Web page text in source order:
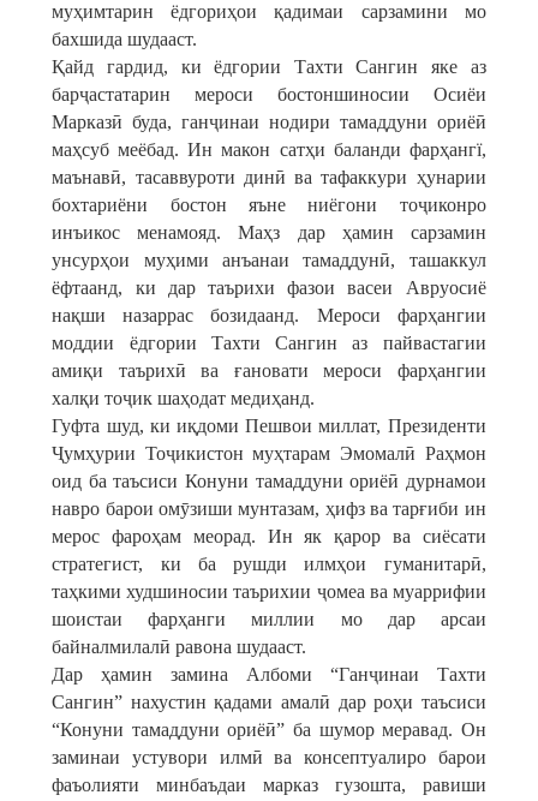
муҳимтарин ёдгориҳои қадимаи сарзамини мо
бахшида шудааст.
Қайд гардид, ки ёдгории Тахти Сангин яке аз
барҷастатарин мероси бостоншиносии Осиёи
Марказӣ буда, ганҷинаи нодири тамаддуни ориёӣ
маҳсуб меёбад. Ин макон сатҳи баланди фарҳангї,
маънавӣ, тасаввуроти динӣ ва тафаккури ҳунарии
бохтариёни бостон яъне ниёгони тоҷиконро
инъикос менамояд. Маҳз дар ҳамин сарзамин
унсурҳои муҳими анъанаи тамаддунӣ, ташаккул
ёфтаанд, ки дар таърихи фазои васеи Авруосиё
нақши назаррас бозидаанд. Мероси фарҳангии
моддии ёдгории Тахти Сангин аз пайвастагии
амиқи таърихӣ ва ғановати мероси фарҳангии
халқи тоҷик шаҳодат медиҳанд.
Гуфта шуд, ки иқдоми Пешвои миллат, Президенти
Ҷумҳурии Тоҷикистон муҳтарам Эмомалӣ Раҳмон
оид ба таъсиси Конуни тамаддуни ориёӣ дурнамои
навро барои омӯзиши мунтазам, ҳифз ва тарғиби ин
мерос фароҳам меорад. Ин як қарор ва сиёсати
стратегист, ки ба рушди илмҳои гуманитарӣ,
таҳкими худшиносии таърихии ҷомеа ва муаррифии
шоистаи фарҳанги миллии мо дар арсаи
байналмилалӣ равона шудааст.
Дар ҳамин замина Албоми “Ганҷинаи Тахти
Сангин” нахустин қадами амалӣ дар роҳи таъсиси
“Конуни тамаддуни ориёӣ” ба шумор меравад. Он
заминаи устувори илмӣ ва консептуалиро барои
фаъолияти минбаъдаи марказ гузошта, равиши